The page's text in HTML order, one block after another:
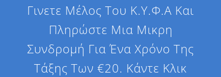
Γινετε Μέλος Του Κ.Υ.Φ.Α Και
Πληρώστε Μια Μικρη
Συνδρομή Για Ένα Χρόνο Της
Τάξης Των €20. Κάντε Κλικ